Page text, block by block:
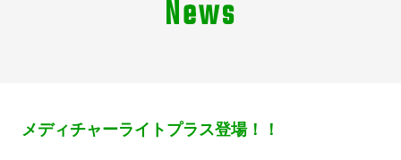
News
メディチャーライトプラス登場！！